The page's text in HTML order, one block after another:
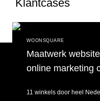
Klantcases
WOONSQUARE
Maatwerk
online marketing
11 winkels door heel